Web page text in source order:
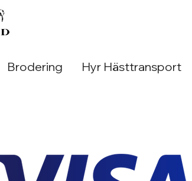
Brodering Hyr Hästtransport